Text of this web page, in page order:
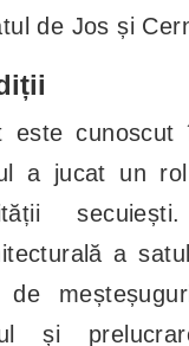
de Jos și
este cunoscut
a jucat un
a
de
și